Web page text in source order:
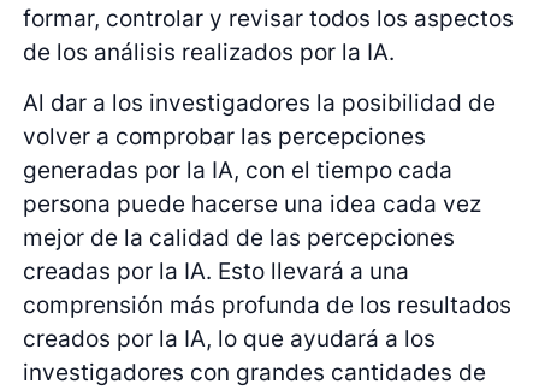
formar, controlar y revisar todos los aspectos
de los análisis realizados por la IA.
Al dar a los investigadores la posibilidad de
volver a comprobar las percepciones
generadas por la IA, con el tiempo cada
persona puede hacerse una idea cada vez
mejor de la calidad de las percepciones
creadas por la IA. Esto llevará a una
comprensión más profunda de los resultados
creados por la IA, lo que ayudará a los
investigadores con grandes cantidades de